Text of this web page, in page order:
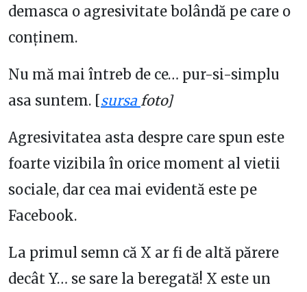
demasca o agresivitate bolândă pe care o
conținem.
Nu mă mai întreb de ce… pur-si-simplu
asa suntem. [sursa foto]
Agresivitatea asta despre care spun este
foarte vizibila în orice moment al vietii
sociale, dar cea mai evidentă este pe
Facebook.
La primul semn că X ar fi de altă părere
decât Y… se sare la beregată! X este un